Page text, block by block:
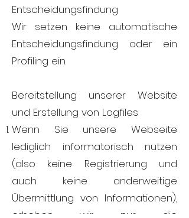
Entscheidungsfindung
Wir setzen keine automatische
Entscheidungsfindung oder ein
Profiling ein.
Bereitstellung unserer Website
und Erstellung von Logfiles
Wenn Sie unsere Webseite
lediglich informatorisch nutzen
(also keine Registrierung und
auch keine anderweitige
Übermittlung von Informationen),
erheben wir nur die